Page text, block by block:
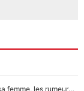
F1 : Charles Leclerc surpris par les paparazzis avec sa femme, les rumeurs étaient vraies !